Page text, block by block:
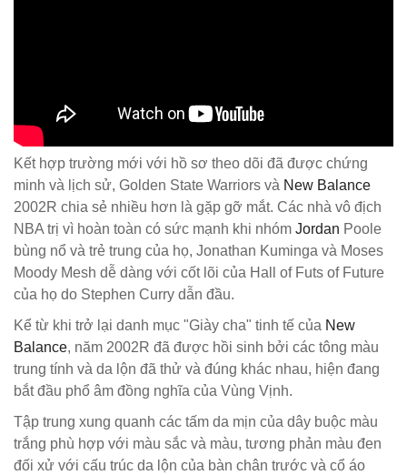
Kết hợp trường mới với hồ sơ theo dõi đã được chứng
minh và lịch sử, Golden State Warriors và New Balance
2002R chia sẻ nhiều hơn là gặp gỡ mắt. Các nhà vô địch
NBA trị vì hoàn toàn có sức mạnh khi nhóm Jordan Poole
bùng nổ và trẻ trung của họ, Jonathan Kuminga và Moses
Moody Mesh dễ dàng với cốt lõi của Hall of Futs of Future
của họ do Stephen Curry dẫn đầu.
Kể từ khi trở lại danh mục "Giày cha" tinh tế của New
Balance, năm 2002R đã được hồi sinh bởi các tông màu
trung tính và da lộn đã thử và đúng khác nhau, hiện đang
bắt đầu phổ âm đồng nghĩa của Vùng Vịnh.
Tập trung xung quanh các tấm da mịn của dây buộc màu
trắng phù hợp với màu sắc và màu, tương phản màu đen
đối xử với cấu trúc da lộn của bàn chân trước và cổ áo